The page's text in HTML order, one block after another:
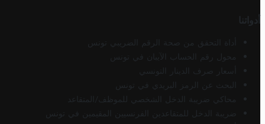
أدواتنا
أداة التحقق من صحة الرقم الضريبي تونس
محول رقم الحساب الآيبان في تونس
أسعار صرف الدينار التونسي
البحث عن الرمز البريدي في تونس
محاكي ضريبة الدخل الشخصي للموظف/المتقاعد
ضريبة الدخل للمتقاعدين الفرنسيين المقيمين في تونس